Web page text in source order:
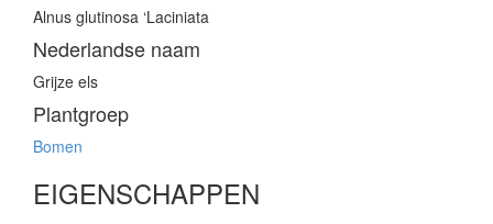
Alnus glutinosa ‘Laciniata
Nederlandse naam
Grijze els
Plantgroep
Bomen
EIGENSCHAPPEN